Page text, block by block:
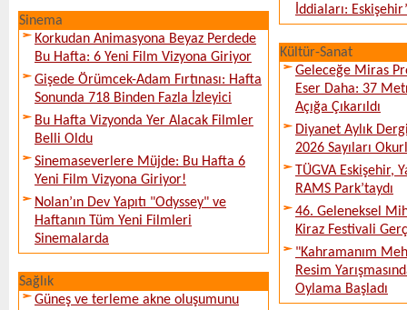
Sinema
Korkudan Animasyona Beyaz Perdede
Bu Hafta: 6 Yeni Film Vizyona Giriyor
Gişede Örümcek-Adam Fırtınası: Hafta
Sonunda 718 Binden Fazla İzleyici
Bu Hafta Vizyonda Yer Alacak Filmler
Belli Oldu
Sinemaseverlere Müjde: Bu Hafta 6
Yeni Film Vizyona Giriyor!
Nolan’ın Dev Yapıtı "Odyssey" ve
Haftanın Tüm Yeni Filmleri
Sinemalarda
Sağlık
Güneş ve terleme akne oluşumunu
İddiaları:
Kültür-Sanat
Geleceğe Miras
Eser Daha: 37
Açığa Çıkarıldı
Diyanet Aylık
2026 Sayıları
TÜGVA Eskişehir,
RAMS Park’taydı
46. Geleneksel
Kiraz Festivali
"Kahramanım
Resim
Oylama Başladı